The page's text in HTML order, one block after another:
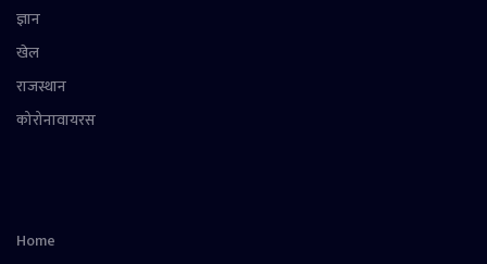
ज्ञान
खेल
राजस्थान
कोरोनावायरस
Home